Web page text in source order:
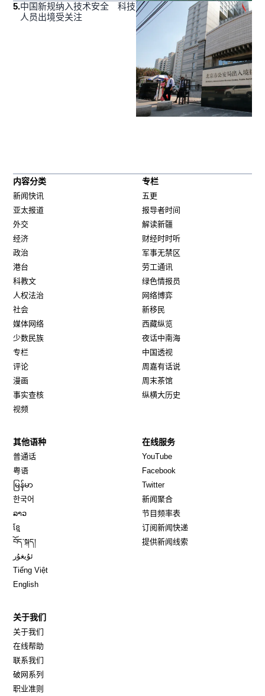
5.中国新规纳入技术安全 科技
人员出境受关注
内容分类
新闻快讯
亚太报道
外交
经济
政治
港台
科教文
人权法治
社会
媒体网络
少数民族
专栏
评论
漫画
事实查核
视频
专栏
五更
报导者时间
解读新疆
财经时时听
军事无禁区
劳工通讯
绿色情报员
网络博弈
新移民
西藏纵览
夜话中南海
中国透视
周嘉有话说
周末茶馆
纵横大历史
其他语种
普通话
粤语
မြန်မာ
한국어
ລາວ
ខ្មែ
བོད་སྐད།
ئۇيغۇر
Tiếng Việt
English
在线服务
YouTube
Facebook
TwitterOpens in new window
新闻聚合
节目频率表
订阅新闻快递
提供新闻线索
关于我们
关于我们
在线帮助
联系我们
破网系列
职业准则